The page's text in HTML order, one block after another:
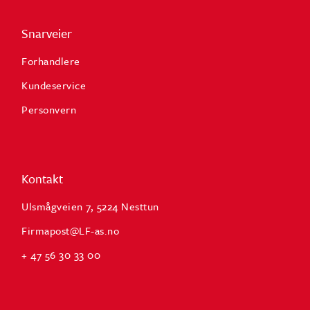
Snarveier
Forhandlere
Kundeservice
Personvern
Kontakt
Ulsmågveien 7, 5224 Nesttun
Firmapost@LF-as.no
+ 47 56 30 33 00